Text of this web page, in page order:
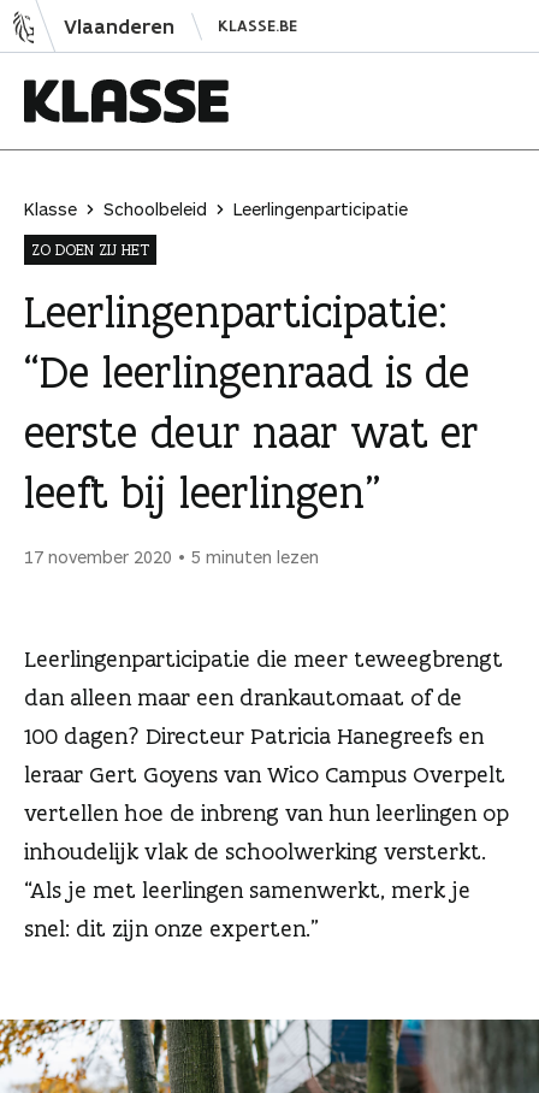
N
a
Vlaanderen KLASSE.BE
a
s
s
e
Klasse Schoolbeleid
Leerlingenparticipatie
ZO DOEN ZIJ HET
Leerlingenparticipatie:
“De leerlingenraad is de
eerste deur naar wat er
leeft bij leerlingen”
17 november 2020 5 minuten lezen
Leerlingenparticipatie die meer teweegbrengt
dan alleen maar een drankautomaat of de
100 dagen? Directeur Patricia Hanegreefs en
leraar Gert Goyens van Wico Campus Overpelt
vertellen hoe de inbreng van hun leerlingen op
inhoudelijk vlak de schoolwerking versterkt.
“Als je met leerlingen samenwerkt, merk je
snel: dit zijn onze experten.”